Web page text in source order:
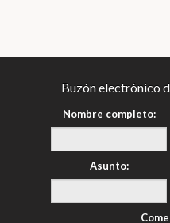
Buzón electrónico
Nombre completo:
Asunto: